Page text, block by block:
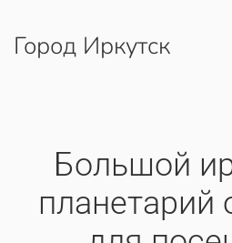
Перейти к содержимому
Город Иркутск
​Большой
планетарий